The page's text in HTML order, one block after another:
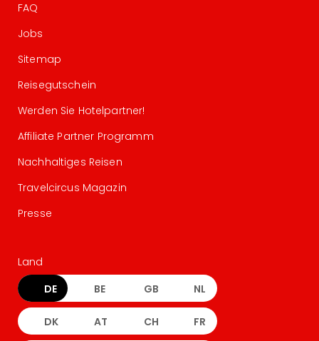
FAQ
Jobs
Sitemap
Reisegutschein
Werden Sie Hotelpartner!
Affiliate Partner Programm
Nachhaltiges Reisen
Travelcircus Magazin
Presse
Land
DE BE GB NL
DK AT CH FR